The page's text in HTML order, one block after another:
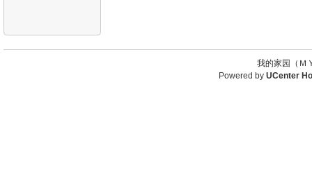
我的家园（
Powered by UCenter